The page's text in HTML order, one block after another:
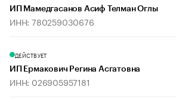
ИП Мамедгасанов Асиф Телман Оглы
ИНН: 780259030676
ДЕЙСТВУЕТ
ИП Ермакович Регина Асгатовна
ИНН: 026905957181